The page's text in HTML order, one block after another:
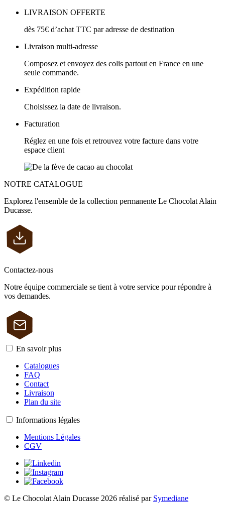
LIVRAISON OFFERTE
dès 75€ d’achat TTC par adresse de destination
Livraison multi-adresse
Composez et envoyez des colis partout en France en une
seule commande.
Expédition rapide
Choisissez la date de livraison.
Facturation
Réglez en une fois et retrouvez votre facture dans votre
espace client
NOTRE CATALOGUE
Explorez l'ensemble de la collection permanente Le Chocolat Alain
Ducasse.
Contactez-nous
Notre équipe commerciale se tient à votre service pour répondre à
vos demandes.
En savoir plus
Catalogues
FAQ
Contact
Livraison
Plan du site
Informations légales
Mentions Légales
CGV
© Le Chocolat Alain Ducasse 2026 réalisé par Symediane